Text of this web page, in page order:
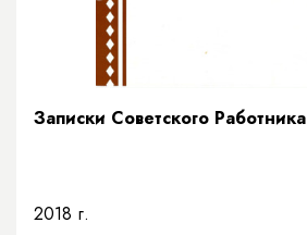
Записки Советского Работника
2018 г.